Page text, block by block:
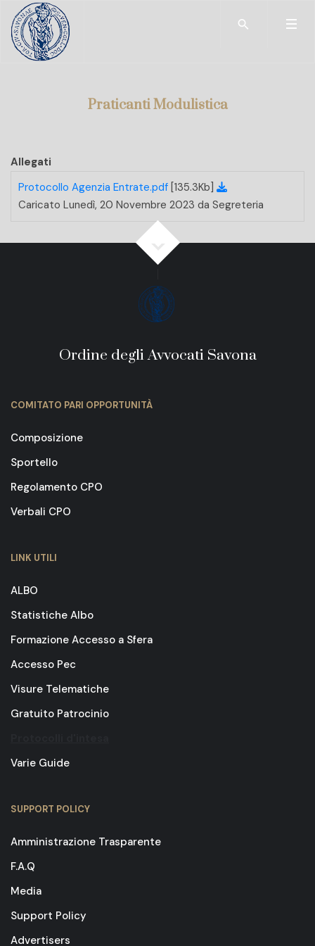
Praticanti Modulistica
Allegati
Protocollo Agenzia Entrate.pdf [135.3Kb]
Caricato Lunedì, 20 Novembre 2023 da Segreteria
Ordine degli Avvocati Savona
COMITATO PARI OPPORTUNITÀ
Composizione
Sportello
Regolamento CPO
Verbali CPO
LINK UTILI
ALBO
Statistiche Albo
Formazione Accesso a Sfera
Accesso Pec
Visure Telematiche
Gratuito Patrocinio
Varie Guide
SUPPORT POLICY
Amministrazione Trasparente
F.A.Q
Media
Support Policy
Advertisers